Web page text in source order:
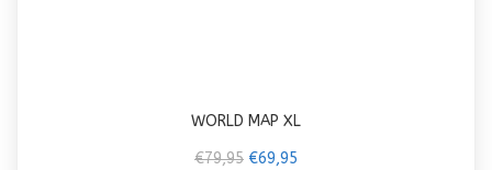
WORLD MAP XL
€79,95 €69,95